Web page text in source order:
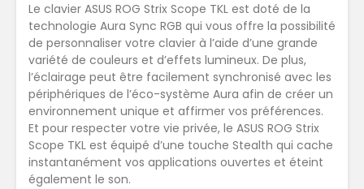
Le clavier ASUS ROG Strix Scope TKL est doté de la
technologie Aura Sync RGB qui vous offre la possibilité
de personnaliser votre clavier à l’aide d’une grande
variété de couleurs et d’effets lumineux. De plus,
l’éclairage peut être facilement synchronisé avec les
périphériques de l’éco-système Aura afin de créer un
environnement unique et affirmer vos préférences.
Et pour respecter votre vie privée, le ASUS ROG Strix
Scope TKL est équipé d’une touche Stealth qui cache
instantanément vos applications ouvertes et éteint
également le son.